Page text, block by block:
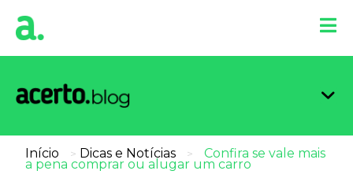
Início > Dicas e Notícias > Confira se vale mais
a pena comprar ou alugar um carro